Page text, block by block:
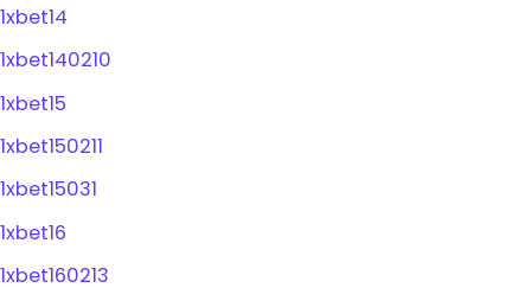
1xbet14
1xbet140210
1xbet15
1xbet150211
1xbet15031
1xbet16
1xbet160213